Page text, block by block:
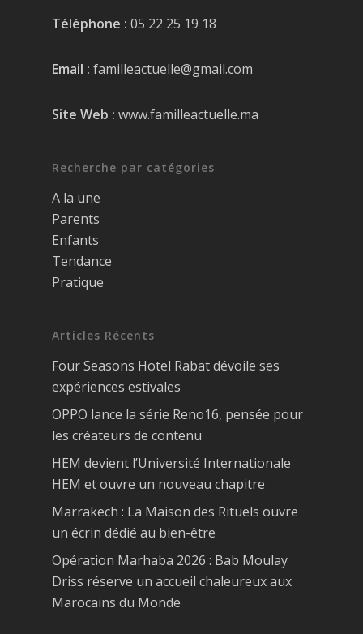
Téléphone : 05 22 25 19 18
Email : familleactuelle@gmail.com
Site Web : www.familleactuelle.ma
Recherche par catégories
A la une
Parents
Enfants
Tendance
Pratique
Articles Récents
Four Seasons Hotel Rabat dévoile ses
expériences estivales
OPPO lance la série Reno16, pensée pour
les créateurs de contenu
HEM devient l’Université Internationale
HEM et ouvre un nouveau chapitre
Marrakech : La Maison des Rituels ouvre
un écrin dédié au bien-être
Opération Marhaba 2026 : Bab Moulay
Driss réserve un accueil chaleureux aux
Marocains du Monde